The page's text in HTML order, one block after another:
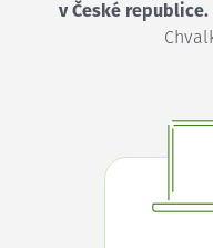
v České republice.